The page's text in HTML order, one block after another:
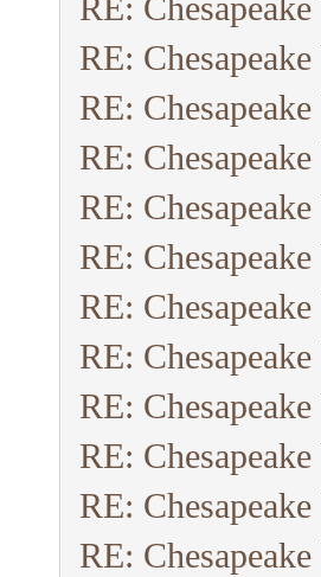
RE:
RE:
RE:
RE:
RE:
RE:
RE:
RE:
RE:
RE:
RE:
RE: